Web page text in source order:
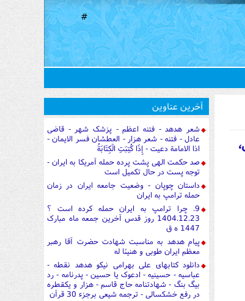
#
آخرین عناوین
شعر هدهد - فتنه اعظم - پزشک شهر - قاضی
عادل - فتنه - شعر هزار - العطشان فسر الایمان -
اذا الامامة دعیت - إِذَا كُتِبَتِ الْكِتَابَةُ
صد حکمت الهی پشت پرده حمله آمریکا به ایران -
توجه پست در حال تکمیل است
داستان چوپان - وضعیت جامعه ایران در زمان
حمله ترامپ به ایران
9. چرا ترامپ به ایران حمله کرده است ؟
1404.12.23 روز قدس آخرین جمعه ماه مبارک
1447 ه ق
پیام هدهد به مناسبت شهادت حضرت آقا رهبر
معظم ایران طوبی و هنیئا له
دانلود کتابهای علی بهرامی نیکو هدهد نقطه -
عباسیه - حسینیه - ادعوک یا حسین - پدرنامه - رد
بیگ بنگ - شهادتنامه حاج قاسم - هزار و یکقطره
در رفع خشکسالی - ترجمه شیعی برجزء 30 قرآن